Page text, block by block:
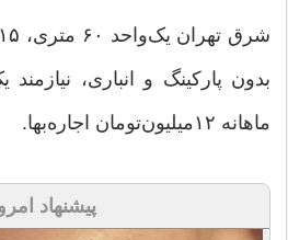
بدون پارکینگ و انباری، نیازمند
ماهانه ۱۲‌میلیون‌تومان اجاره‌بها.
پیشنهاد